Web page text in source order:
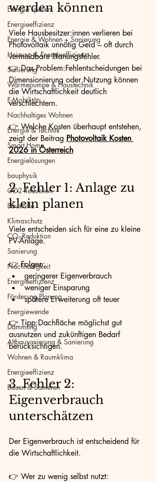
Energie sparen
Energieeffizienz
Energie & Wohnen + Sanierung
Heizung & Energieeffizienz
Sanierung
Wärmepumpe & Haustechnik
E-Mobilität
Nachhaltiges Wohnen
Energie & Technik
Smart Home
Energielösungen
bauphysik
CO2-Reduktion
Baustoffe
Klimaschutz
CO₂-Reduktion
Sanierung
Nachhaltigkeit
Energieeffizienz
Förderung Planung
Energiewende
Dämmung
Altbausanierung & Sanierung
Wohnen & Raumklima
Energieeffizienz
Bauen & Sanieren
werden können
Viele Hausbesitzer:innen verlieren bei
Photovoltaik unnötig Geld – oft durch
vermeidbare Planungsfehler.
👉 Das Problem:Fehlentscheidungen bei
Dimensionierung oder Nutzung können
die Wirtschaftlichkeit deutlich
verschlechtern.
👉 Welche Kosten überhaupt entstehen,
zeigt der Beitrag Photovoltaik Kosten
2026 in Österreich
2. Fehler 1: Anlage zu
klein planen
Viele entscheiden sich für eine zu kleine
PV-Anlage.
👉 Folgen:
geringerer Eigenverbrauch
weniger Einsparung
spätere Erweiterung oft teuer
👉 Tipp:Dachfläche möglichst gut
ausnutzen und zukünftigen Bedarf
berücksichtigen.
3. Fehler 2:
Eigenverbrauch
unterschätzen
Der Eigenverbrauch ist entscheidend für
die Wirtschaftlichkeit.
👉 Wer zu wenig selbst nutzt: